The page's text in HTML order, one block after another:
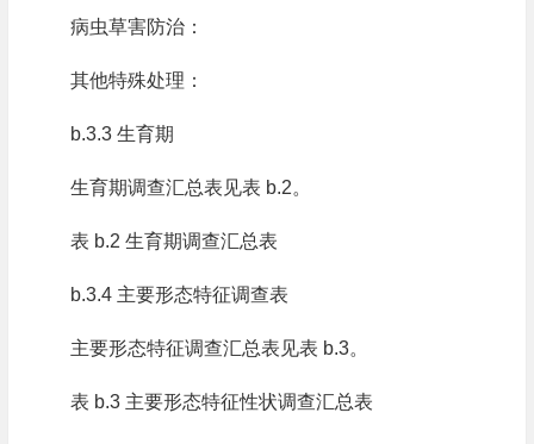
病虫草害防治：
其他特殊处理：
b.3.3 生育期
生育期调查汇总表见表 b.2。
表 b.2 生育期调查汇总表
b.3.4 主要形态特征调查表
主要形态特征调查汇总表见表 b.3。
表 b.3 主要形态特征性状调查汇总表